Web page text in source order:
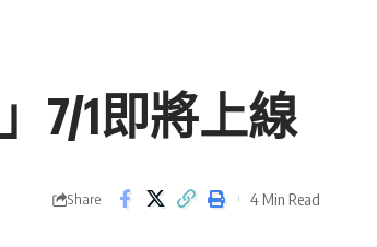
7/1即將上線
Share 4 Min Read